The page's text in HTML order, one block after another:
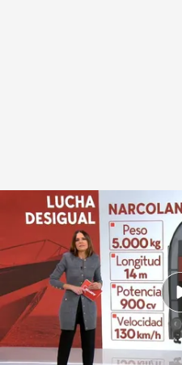
La desigualdad de las
Redacción digital
12 FEB 2024 - 20:53h.
Las diferencias entre
de la Guardia Civil
la lucha contra los